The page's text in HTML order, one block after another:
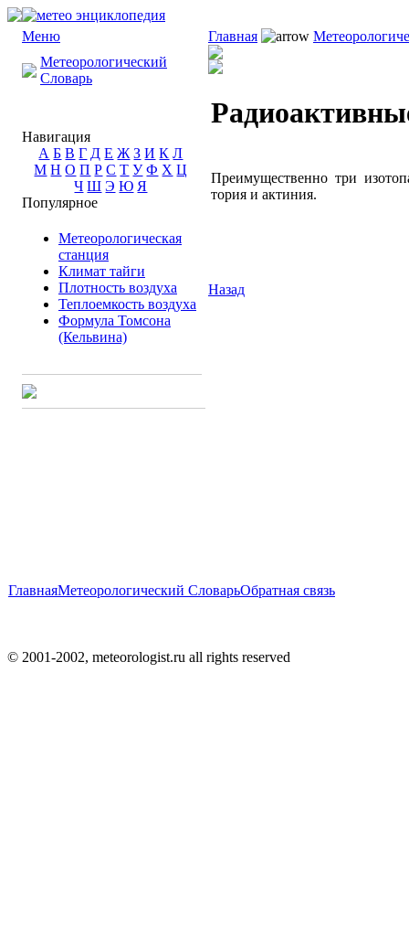
Меню
Метеорологический
Словарь
Навигация
А Б В Г Д Е Ж З И К Л
М Н О П Р С Т У Ф Х Ц
Ч Ш Э Ю Я
Популярное
Метеорологическая
станция
Климат тайги
Плотность воздуха
Теплоемкость воздуха
Формула Томсона
(Кельвина)
Главная
Преимущественно три
тория и актиния.
Назад
ГлавнаяМетеорологический СловарьОбратная связь
© 2001-2002, meteorologist.ru all rights reserved